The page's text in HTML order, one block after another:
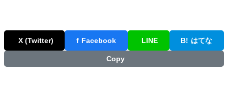
X (Twitter) f Facebook LINE B! はてな
Copy